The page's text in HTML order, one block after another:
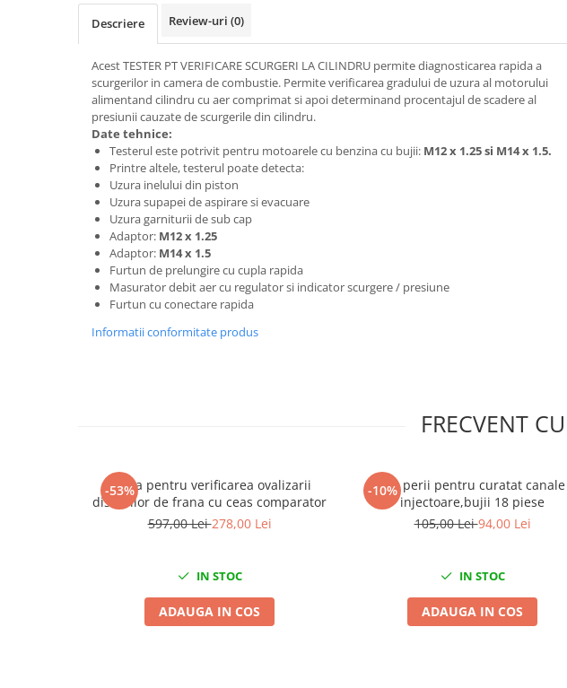
Chei filtru ulei
Recuperatoare de ulei
Scule De Mana si Unelte
Aparate de nituit si capsat
Capsatoare tapiterie
Chei Dinamometrice
Ciocane Dalti si Dornuri
Reparat Filete
Scule Electrice
Pistoale de lipit
Pistoale electrice de impact
Scule fixare distributie
Descriere Review-uri (0)
Acest TESTER PT VERIFICARE SCURGERI LA CILINDRU permite diagnosticarea rapida a
scurgerilor in camera de combustie. Permite verificarea gradului de uzura al motorului
alimentand cilindru cu aer comprimat si apoi determinand procentajul de scadere al
presiunii cauzate de scurgerile din cilindru.
Date tehnice:
Testerul este potrivit pentru motoarele cu benzina cu bujii: M12 x 1.25 si M14 x 1.5.
Printre altele, testerul poate detecta:
Uzura inelului din piston
Uzura supapei de aspirare si evacuare
Uzura garniturii de sub cap
Adaptor: M12 x 1.25
Adaptor: M14 x 1.5
Furtun de prelungire cu cupla rapida
Masurator debit aer cu regulator si indicator scurgere / presiune
Furtun cu conectare rapida
Informatii conformitate produs
FRECVENT
-53%
Trusa pentru verificarea ovalizarii
discurilor de frana cu ceas comparator
597,00 Lei278,00 Lei
IN STOC
ADAUGA IN COS
-10%
Set perii pentru curatat canale
injectoare,bujii 18 piese
105,00 Lei94,00 Lei
IN STOC
ADAUGA IN COS